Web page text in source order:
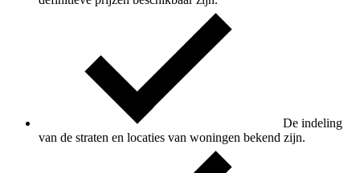
De indeling
van de straten en locaties van woningen bekend zijn.